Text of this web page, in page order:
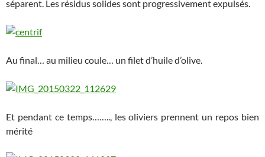
séparent. Les résidus solides sont progressivement expulsés.
Au final… au milieu coule… un filet d’huile d’olive.
Et pendant ce temps…….., les oliviers prennent un repos bien
mérité